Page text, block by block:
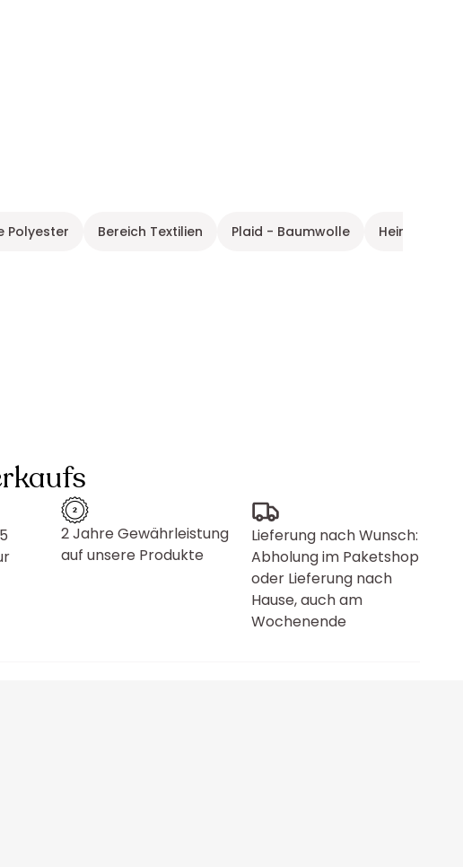
Polyester Bereich Textilien Plaid - Baumwolle Heimtextilie
2 Jahre Gewährleistung
auf unsere Produkte
Lieferung nach Wunsch:
Abholung im Paketshop
oder Lieferung nach
Hause, auch am
Wochenende